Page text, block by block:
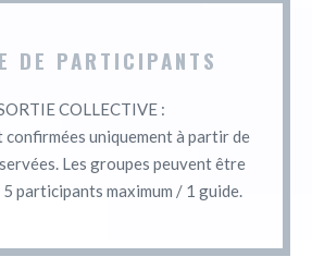
DE PARTICIPANTS
COLLECTIVE :
confirmées uniquement à partir de
Les groupes peuvent être
participants maximum / 1 guide.